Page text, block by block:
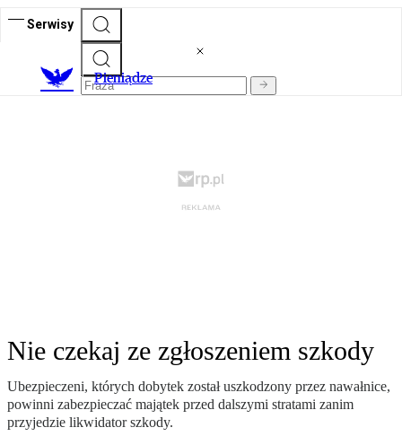
Serwisy
Pieniądze
Nie czekaj ze zgłoszeniem szkody
Ubezpieczeni, których dobytek został uszkodzony przez nawałnice,
powinni zabezpieczać majątek przed dalszymi stratami zanim
przyjedzie likwidator szkody.